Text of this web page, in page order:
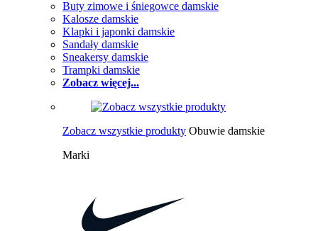
Buty zimowe i śniegowce damskie
Kalosze damskie
Klapki i japonki damskie
Sandały damskie
Sneakersy damskie
Trampki damskie
Zobacz więcej...
Zobacz wszystkie produkty Obuwie damskie
Marki